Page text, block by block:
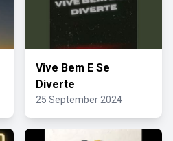
Vive Bem E Se
Diverte
25 September 2024